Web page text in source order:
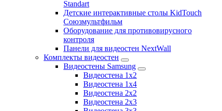
Standart
Детские интерактивные столы KidTouch
Союзмультфильм
Оборудование для противовирусного
контроля
Панели для видеостен NextWall
Комплекты видеостен
Видеостены Samsung
Видеостена 1x2
Видеостена 1x4
Видеостена 2x2
Видеостена 2х3